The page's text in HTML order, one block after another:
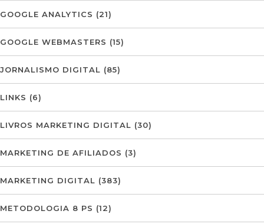
GOOGLE ANALYTICS (21)
GOOGLE WEBMASTERS (15)
JORNALISMO DIGITAL (85)
LINKS (6)
LIVROS MARKETING DIGITAL (30)
MARKETING DE AFILIADOS (3)
MARKETING DIGITAL (383)
METODOLOGIA 8 PS (12)